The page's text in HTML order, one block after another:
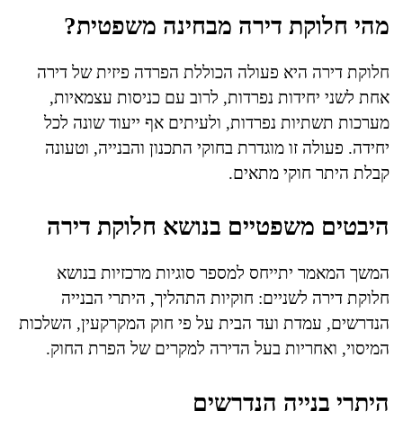
מהי חלוקת דירה מבחינה משפטית?
חלוקת דירה היא פעולה הכוללת הפרדה פיזית של דירה
אחת לשני יחידות נפרדות, לרוב עם כניסות עצמאיות,
מערכות תשתיות נפרדות, ולעיתים אף ייעוד שונה לכל
יחידה. פעולה זו מוגדרת בחוקי התכנון והבנייה, וטעונה
קבלת היתר חוקי מתאים.
היבטים משפטיים בנושא חלוקת דירה
המשך המאמר יתייחס למספר סוגיות מרכזיות בנושא
חלוקת דירה לשניים: חוקיות התהליך, היתרי הבנייה
הנדרשים, עמדת ועד הבית על פי חוק המקרקעין, השלכות
המיסוי, ואחריות בעל הדירה למקרים של הפרת החוק.
היתרי בנייה הנדרשים